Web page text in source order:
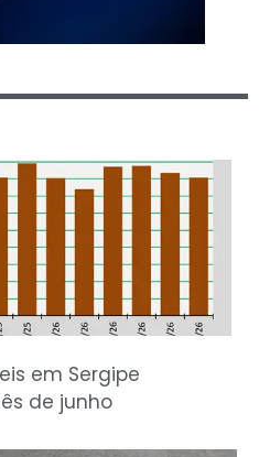
em Sergipe
de junho